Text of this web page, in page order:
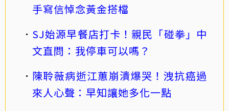
手寫信悼念黃金搭檔
SJ始源早餐店打卡！親民「碰拳」中
文直問：我停車可以嗎？
陳聆薇病逝江蕙崩潰爆哭！洩抗癌過
來人心聲：早知讓她多化一點